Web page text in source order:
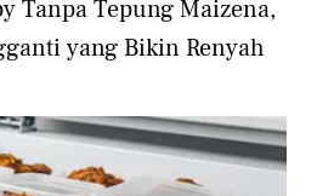
Tanpa Tepung Maizena,
yang Bikin Renyah